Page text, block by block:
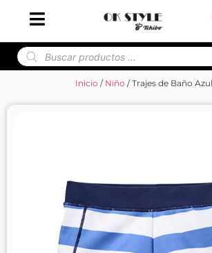
Inicio / Niño / Trajes de Baño